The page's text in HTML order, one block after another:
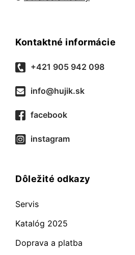
Kontaktné informácie
+421 905 942 098
info@hujik.sk
facebook
instagram
Dôležité odkazy
Servis
Katalóg 2025
Doprava a platba